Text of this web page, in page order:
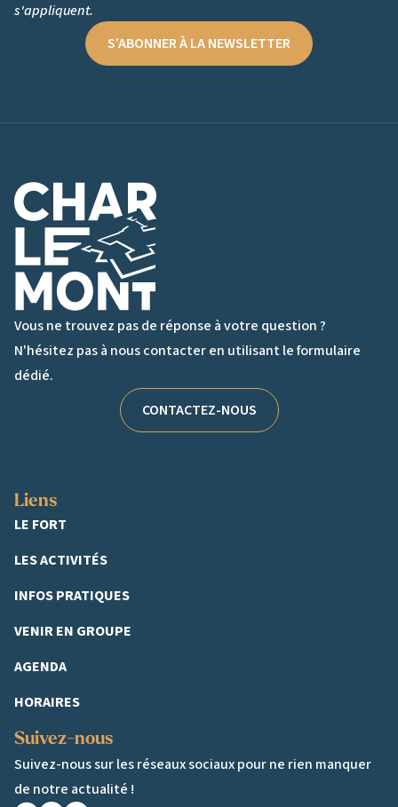
s'appliquent.
S’ABONNER À LA NEWSLETTER
Logo de Charlemont
Vous ne trouvez pas de réponse à votre question ?
N'hésitez pas à nous contacter en utilisant le formulaire
dédié.
CONTACTEZ-NOUS
Liens
LE FORT
LES ACTIVITÉS
INFOS PRATIQUES
VENIR EN GROUPE
AGENDA
HORAIRES
Suivez-nous
Suivez-nous sur les réseaux sociaux pour ne rien manquer
de notre actualité !